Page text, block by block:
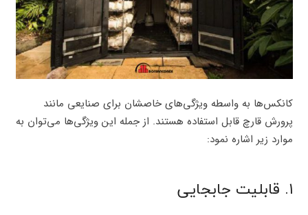
کانکس‌ها به واسطه ویژگی‌های خاصشان برای صنایعی مانند
پرورش قارچ قابل استفاده هستند. از جمله این ویژگی‌ها می‌توان به
موارد زیر اشاره نمود:
۱. قابلیت جابجایی